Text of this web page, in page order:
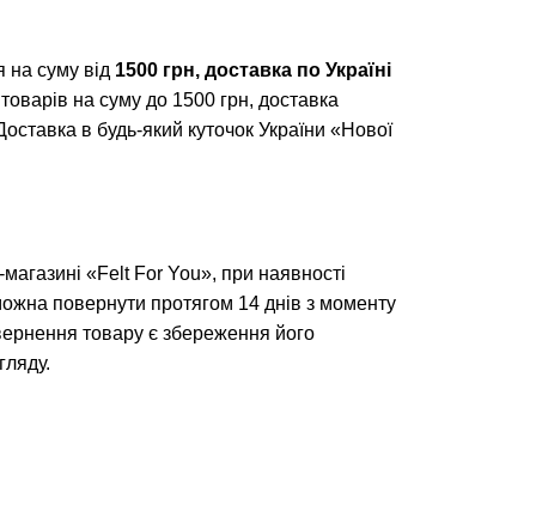
суму від 1500 грн, доставка по Україні
товарів на суму до 1500 грн, доставка
в будь-який куточок України «Нової
«Felt For You», при наявності
повернути протягом 14 днів з моменту
товару є збереження його